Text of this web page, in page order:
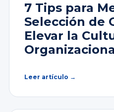
7 Tips para
Selección de
Elevar la
Leer artículo →